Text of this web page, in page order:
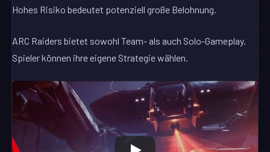
Hohes Risiko bedeutet potenziell große Belohnung.
ARC Raiders bietet sowohl Team- als auch Solo-Gameplay.
Spieler können ihre eigene Strategie wählen.